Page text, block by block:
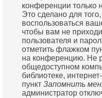
конференции только
Это сделано для
воспользоваться
чтобы вам не
пользователя и
отметить флажком
на конференцию. Не
общедоступном
библиотеке,
пункт Запомнить
администратор